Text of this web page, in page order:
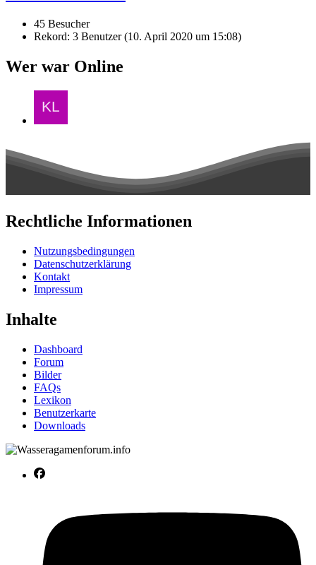
45 Besucher
Rekord: 3 Benutzer (10. April 2020 um 15:08)
Wer war Online
Rechtliche Informationen
Nutzungsbedingungen
Datenschutzerklärung
Kontakt
Impressum
Inhalte
Dashboard
Forum
Bilder
FAQs
Lexikon
Benutzerkarte
Downloads